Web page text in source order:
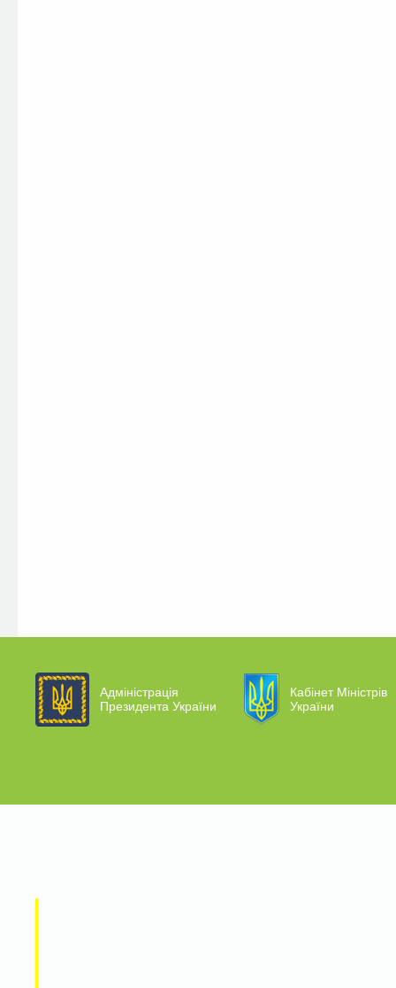
Адміністрація
Президента України
Кабінет Міністрів
України